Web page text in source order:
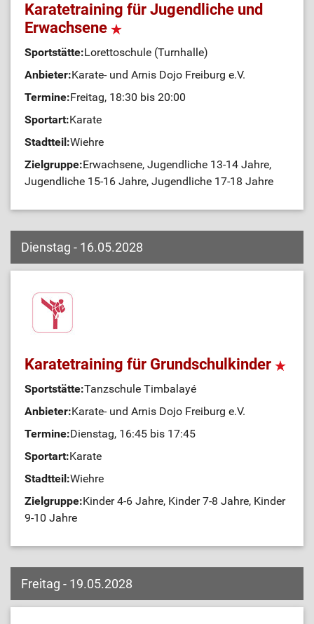
Karatetraining für Jugendliche und
Erwachsene
Sportstätte:Lorettoschule (Turnhalle)
Anbieter:Karate- und Arnis Dojo Freiburg e.V.
Termine:Freitag, 18:30 bis 20:00
Sportart:Karate
Stadtteil:Wiehre
Zielgruppe:Erwachsene, Jugendliche 13-14 Jahre,
Jugendliche 15-16 Jahre, Jugendliche 17-18 Jahre
Dienstag - 16.05.2028
Karatetraining für Grundschulkinder
Sportstätte:Tanzschule Timbalayé
Anbieter:Karate- und Arnis Dojo Freiburg e.V.
Termine:Dienstag, 16:45 bis 17:45
Sportart:Karate
Stadtteil:Wiehre
Zielgruppe:Kinder 4-6 Jahre, Kinder 7-8 Jahre, Kinder
9-10 Jahre
Freitag - 19.05.2028